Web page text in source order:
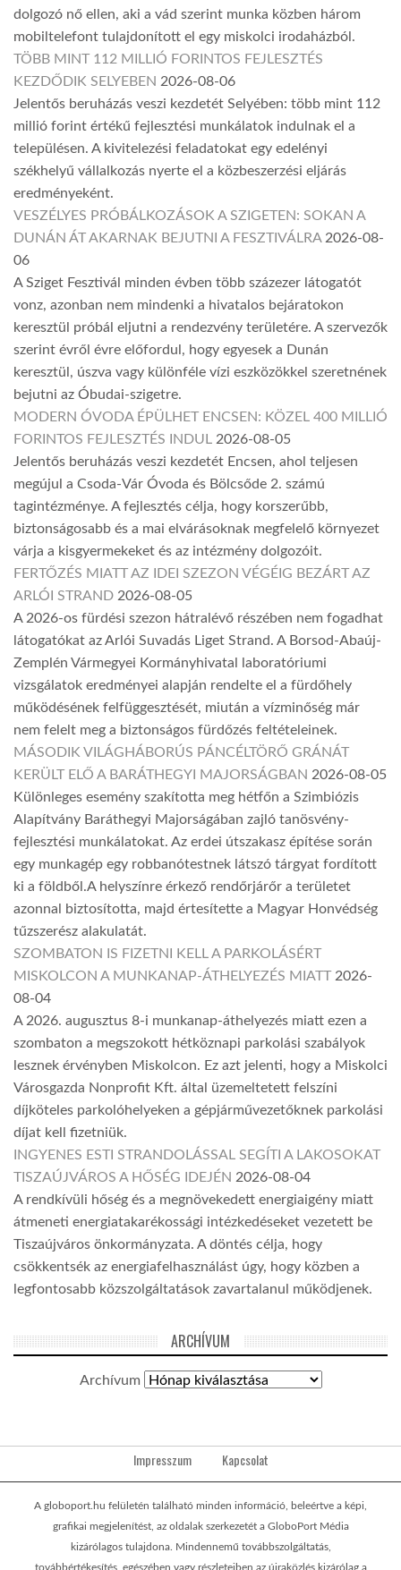
dolgozó nő ellen, aki a vád szerint munka közben három
mobiltelefont tulajdonított el egy miskolci irodaházból.
TÖBB MINT 112 MILLIÓ FORINTOS FEJLESZTÉS
KEZDŐDIK SELYEBEN 2026-08-06
Jelentős beruházás veszi kezdetét Selyében: több mint 112
millió forint értékű fejlesztési munkálatok indulnak el a
településen. A kivitelezési feladatokat egy edelényi
székhelyű vállalkozás nyerte el a közbeszerzési eljárás
eredményeként.
VESZÉLYES PRÓBÁLKOZÁSOK A SZIGETEN: SOKAN A
DUNÁN ÁT AKARNAK BEJUTNI A FESZTIVÁLRA 2026-08-
06
A Sziget Fesztivál minden évben több százezer látogatót
vonz, azonban nem mindenki a hivatalos bejáratokon
keresztül próbál eljutni a rendezvény területére. A szervezők
szerint évről évre előfordul, hogy egyesek a Dunán
keresztül, úszva vagy különféle vízi eszközökkel szeretnének
bejutni az Óbudai-szigetre.
MODERN ÓVODA ÉPÜLHET ENCSEN: KÖZEL 400 MILLIÓ
FORINTOS FEJLESZTÉS INDUL 2026-08-05
Jelentős beruházás veszi kezdetét Encsen, ahol teljesen
megújul a Csoda-Vár Óvoda és Bölcsőde 2. számú
tagintézménye. A fejlesztés célja, hogy korszerűbb,
biztonságosabb és a mai elvárásoknak megfelelő környezet
várja a kisgyermekeket és az intézmény dolgozóit.
FERTŐZÉS MIATT AZ IDEI SZEZON VÉGÉIG BEZÁRT AZ
ARLÓI STRAND 2026-08-05
A 2026-os fürdési szezon hátralévő részében nem fogadhat
látogatókat az Arlói Suvadás Liget Strand. A Borsod-Abaúj-
Zemplén Vármegyei Kormányhivatal laboratóriumi
vizsgálatok eredményei alapján rendelte el a fürdőhely
működésének felfüggesztését, miután a vízminőség már
nem felelt meg a biztonságos fürdőzés feltételeinek.
MÁSODIK VILÁGHÁBORÚS PÁNCÉLTÖRŐ GRÁNÁT
KERÜLT ELŐ A BARÁTHEGYI MAJORSÁGBAN 2026-08-05
Különleges esemény szakította meg hétfőn a Szimbiózis
Alapítvány Baráthegyi Majorságában zajló tanösvény-
fejlesztési munkálatokat. Az erdei útszakasz építése során
egy munkagép egy robbanótestnek látszó tárgyat fordított
ki a földből.A helyszínre érkező rendőrjárőr a területet
azonnal biztosította, majd értesítette a Magyar Honvédség
tűzszerész alakulatát.
SZOMBATON IS FIZETNI KELL A PARKOLÁSÉRT
MISKOLCON A MUNKANAP-ÁTHELYEZÉS MIATT 2026-
08-04
A 2026. augusztus 8-i munkanap-áthelyezés miatt ezen a
szombaton a megszokott hétköznapi parkolási szabályok
lesznek érvényben Miskolcon. Ez azt jelenti, hogy a Miskolci
Városgazda Nonprofit Kft. által üzemeltetett felszíni
díjköteles parkolóhelyeken a gépjárművezetőknek parkolási
díjat kell fizetniük.
INGYENES ESTI STRANDOLÁSSAL SEGÍTI A LAKOSOKAT
TISZAÚJVÁROS A HŐSÉG IDEJÉN 2026-08-04
A rendkívüli hőség és a megnövekedett energiaigény miatt
átmeneti energiatakarékossági intézkedéseket vezetett be
Tiszaújváros önkormányzata. A döntés célja, hogy
csökkentsék az energiafelhasználást úgy, hogy közben a
legfontosabb közszolgáltatások zavartalanul működjenek.
ARCHÍVUM
Archívum
Impresszum Kapcsolat
A globoport.hu felületén található minden információ, beleértve a képi,
grafikai megjelenítést, az oldalak szerkezetét a GloboPort Média
kizárólagos tulajdona. Mindennemű továbbszolgáltatás,
továbbértékesítés, egészében vagy részleteiben az újraközlés kizárólag a